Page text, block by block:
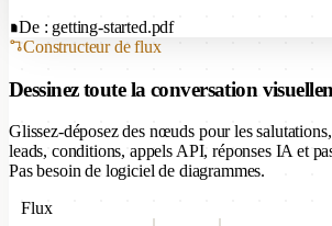
De : getting-started.pdf
Constructeur de flux
Dessinez toute la conversation
Glissez-déposez des nœuds pour les
leads, conditions, appels API, réponses IA et
Pas besoin de logiciel de diagrammes.
Flux